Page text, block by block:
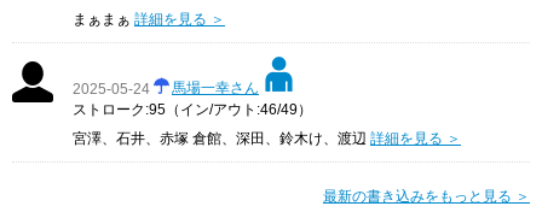
まぁまぁ 詳細を見る ＞
2025-05-24
馬場一幸さん
ストローク:95（イン/アウト:46/49）
宮澤、石井、赤塚 倉館、深田、鈴木け、渡辺 詳細を見る ＞
最新の書き込みをもっと見る ＞